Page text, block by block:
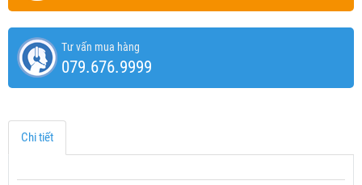
Tư vấn mua hàng
079.676.9999
Chi tiết